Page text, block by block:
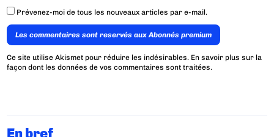
Prévenez-moi de tous les nouveaux articles par e-mail.
Les commentaires sont reservés aux Abonnés premium
Ce site utilise Akismet pour réduire les indésirables. En savoir plus sur la
façon dont les données de vos commentaires sont traitées.
En bref